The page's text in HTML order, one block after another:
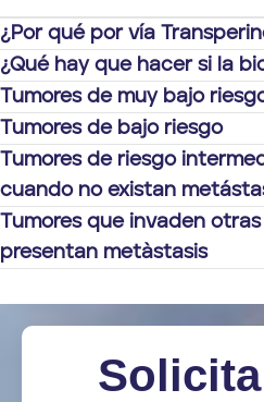
¿Por qué por vía
¿Qué hay que hacer si la
Tumores de muy bajo
Tumores de bajo riesgo
Tumores de riesgo
cuando no existan
Tumores que invaden
presentan metàstasis